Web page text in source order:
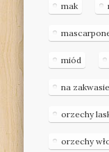
mak
miód
na zakwasie
orzechy
orzechy